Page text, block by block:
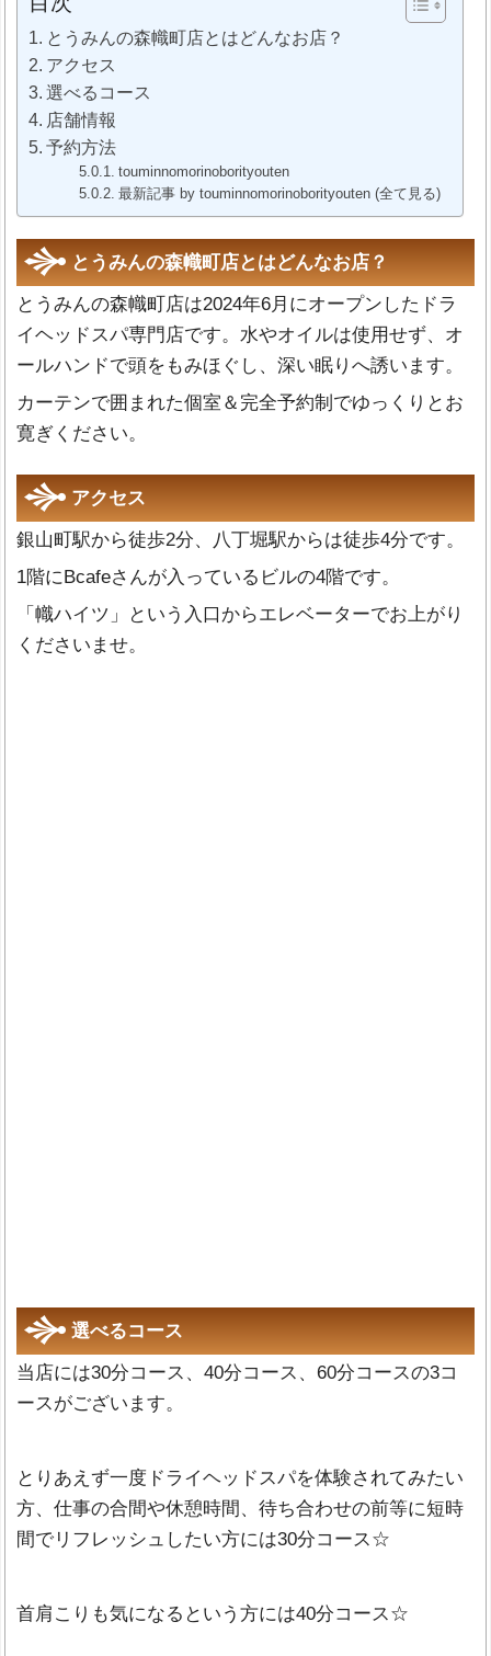
とうみんの森幟町店とはどんなお店？
アクセス
選べるコース
店舗情報
予約方法
touminnomorinoborityouten
最新記事 by touminnomorinoborityouten (全て見る)
とうみんの森幟町店とはどんなお店？
とうみんの森幟町店は2024年6月にオープンしたドラ
イヘッドスパ専門店です。水やオイルは使用せず、オ
ールハンドで頭をもみほぐし、深い眠りへ誘います。
カーテンで囲まれた個室＆完全予約制でゆっくりとお
寛ぎください。
アクセス
銀山町駅から徒歩2分、八丁堀駅からは徒歩4分です。
1階にBcafeさんが入っているビルの4階です。
「幟ハイツ」という入口からエレベーターでお上がり
くださいませ。
選べるコース
当店には30分コース、40分コース、60分コースの3コ
ースがございます。
とりあえず一度ドライヘッドスパを体験されてみたい
方、仕事の合間や休憩時間、待ち合わせの前等に短時
間でリフレッシュしたい方には30分コース☆
首肩こりも気になるという方には40分コース☆